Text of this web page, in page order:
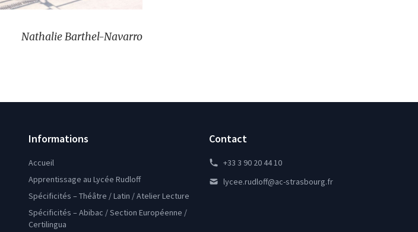
Nathalie Barthel-Navarro
Informations
Accueil
Apprentissage au Lycée Rudloff
Spécificités – Théâtre / Latin / Atelier Lecture
Spécificités – Abibac / Section Européenne /
Certilingua
Contact
+33 3 90 20 44 10
lycee.rudloff@ac-strasbourg.fr